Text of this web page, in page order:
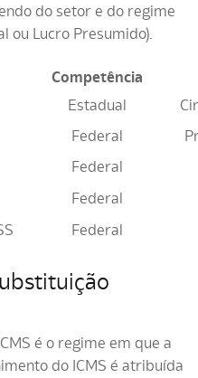
do setor e do regime
ou Lucro Presumido).
Competência
Estadual
Federal
Federal
Federal
Federal
é o regime em que a
do ICMS é atribuída